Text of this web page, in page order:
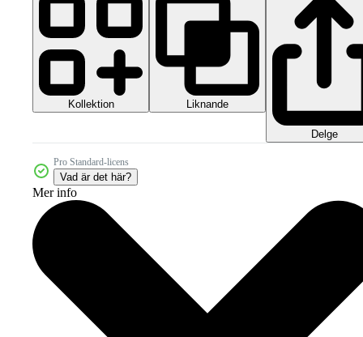
Kollektion Liknande
Delge
Pro Standard-licens
Vad är det här?
Mer info